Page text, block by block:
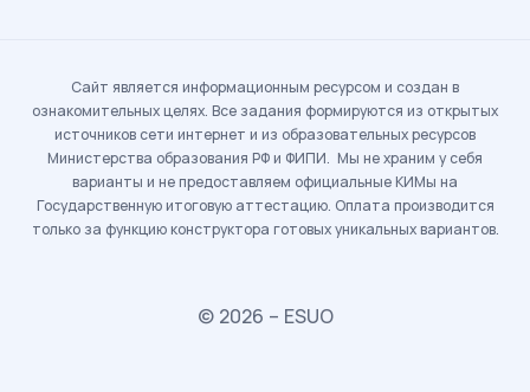
Сайт является информационным ресурсом и создан в
ознакомительных целях. Все задания формируются из открытых
источников сети интернет и из образовательных ресурсов
Министерства образования РФ и ФИПИ. Мы не храним у себя
варианты и не предоставляем официальные КИМы на
Государственную итоговую аттестацию. Оплата производится
только за функцию конструктора готовых уникальных вариантов.
© 2026 – ESUO